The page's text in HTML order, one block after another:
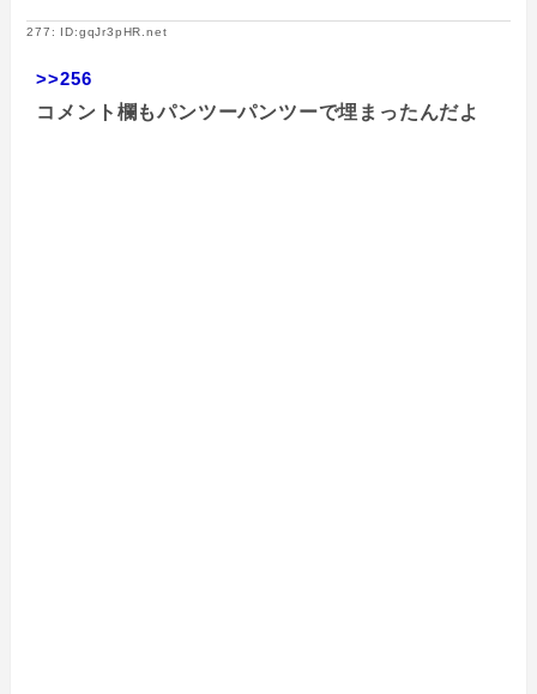
277: ID:gqJr3pHR.net
>>256
コメント欄もパンツーパンツーで埋まったんだよ